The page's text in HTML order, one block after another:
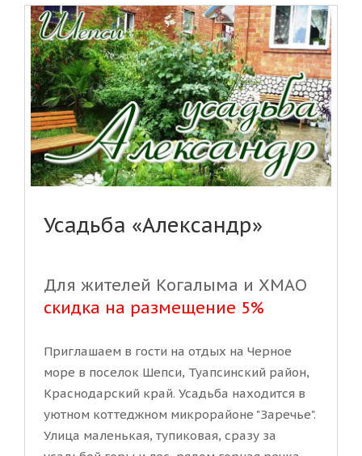
Усадьба «Александр»
Для жителей Когалыма и ХМАО
скидка на размещение 5%
Приглашаем в гости на отдых на Черное
море в поселок Шепси, Туапсинский район,
Краснодарский край. Усадьба находится в
уютном коттеджном микрорайоне "Заречье".
Улица маленькая, тупиковая, сразу за